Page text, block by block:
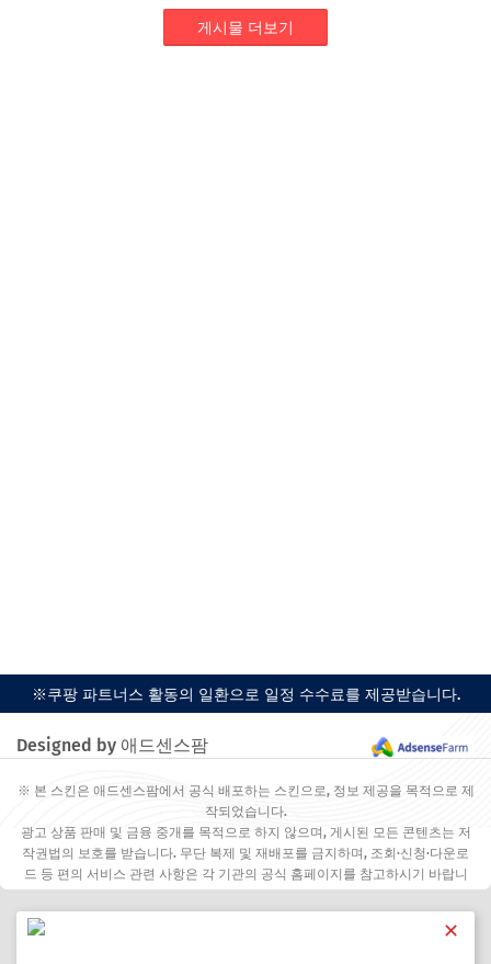
게시물 더보기
※쿠팡 파트너스 활동의 일환으로 일정 수수료를 제공받습니다.
Designed by 애드센스팜
※ 본 스킨은 애드센스팜에서 공식 배포하는 스킨으로, 정보 제공을 목적으로 제
작되었습니다.
광고 상품 판매 및 금융 중개를 목적으로 하지 않으며, 게시된 모든 콘텐츠는 저
작권법의 보호를 받습니다. 무단 복제 및 재배포를 금지하며, 조회·신청·다운로
드 등 편의 서비스 관련 사항은 각 기관의 공식 홈페이지를 참고하시기 바랍니
✕